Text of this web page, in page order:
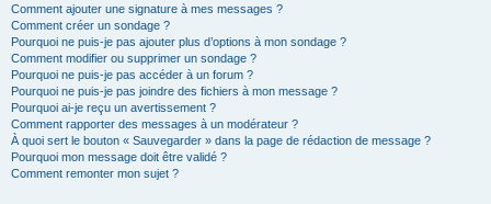
Comment ajouter une signature à mes messages ?
Comment créer un sondage ?
Pourquoi ne puis-je pas ajouter plus d’options à mon sondage ?
Comment modifier ou supprimer un sondage ?
Pourquoi ne puis-je pas accéder à un forum ?
Pourquoi ne puis-je pas joindre des fichiers à mon message ?
Pourquoi ai-je reçu un avertissement ?
Comment rapporter des messages à un modérateur ?
À quoi sert le bouton « Sauvegarder » dans la page de rédaction de message ?
Pourquoi mon message doit être validé ?
Comment remonter mon sujet ?